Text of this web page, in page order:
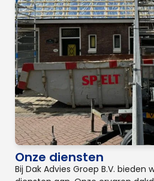
Onze diensten
Bij Dak Advies Groep B.V. bieden